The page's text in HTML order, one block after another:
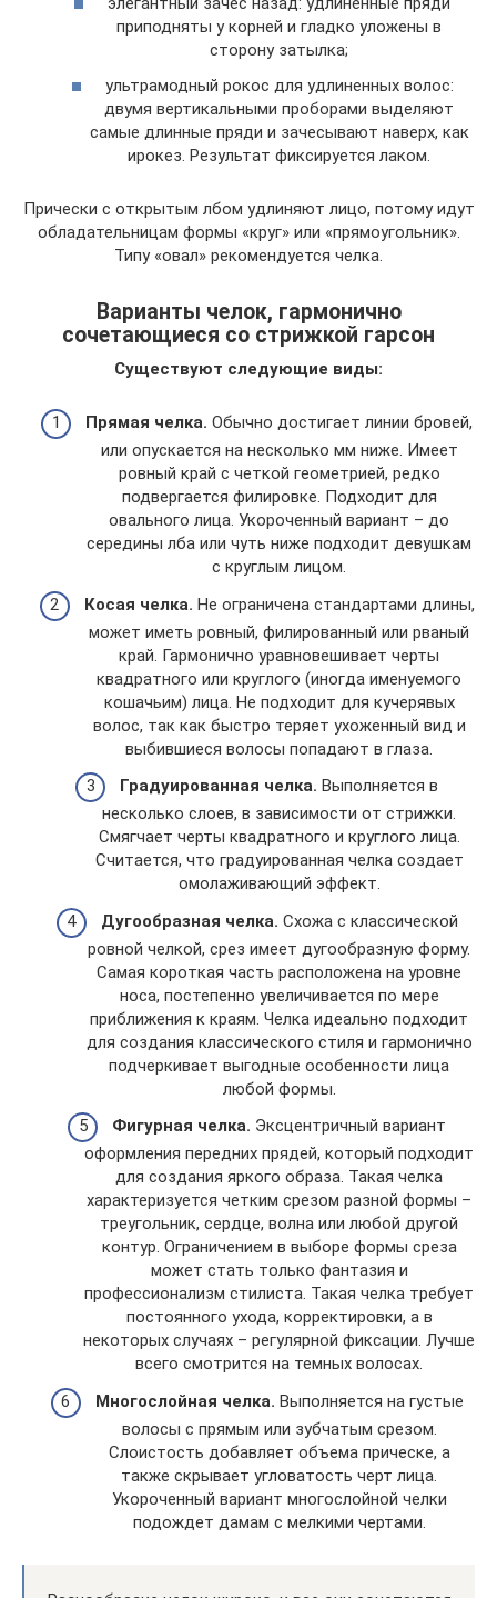
приподняты у корней и гладко уложены в
сторону затылка;
ультрамодный рокос для удлиненных волос:
двумя вертикальными проборами выделяют
самые длинные пряди и зачесывают наверх, как
ирокез. Результат фиксируется лаком.
Прически с открытым лбом удлиняют лицо, потому идут
обладательницам формы «круг» или «прямоугольник».
Типу «овал» рекомендуется челка.
Варианты челок, гармонично
сочетающиеся со стрижкой гарсон
Существуют следующие виды:
Прямая челка. Обычно достигает линии бровей,
или опускается на несколько мм ниже. Имеет
ровный край с четкой геометрией, редко
подвергается филировке. Подходит для
овального лица. Укороченный вариант – до
середины лба или чуть ниже подходит девушкам
с круглым лицом.
Косая челка. Не ограничена стандартами длины,
может иметь ровный, филированный или рваный
край. Гармонично уравновешивает черты
квадратного или круглого (иногда именуемого
кошачьим) лица. Не подходит для кучерявых
волос, так как быстро теряет ухоженный вид и
выбившиеся волосы попадают в глаза.
Градуированная челка. Выполняется в
несколько слоев, в зависимости от стрижки.
Смягчает черты квадратного и круглого лица.
Считается, что градуированная челка создает
омолаживающий эффект.
Дугообразная челка. Схожа с классической
ровной челкой, срез имеет дугообразную форму.
Самая короткая часть расположена на уровне
носа, постепенно увеличивается по мере
приближения к краям. Челка идеально подходит
для создания классического стиля и гармонично
подчеркивает выгодные особенности лица
любой формы.
Фигурная челка. Эксцентричный вариант
оформления передних прядей, который подходит
для создания яркого образа. Такая челка
характеризуется четким срезом разной формы –
треугольник, сердце, волна или любой другой
контур. Ограничением в выборе формы среза
может стать только фантазия и
профессионализм стилиста. Такая челка требует
постоянного ухода, корректировки, а в
некоторых случаях – регулярной фиксации. Лучше
всего смотрится на темных волосах.
Многослойная челка. Выполняется на густые
волосы с прямым или зубчатым срезом.
Слоистость добавляет объема прическе, а
также скрывает угловатость черт лица.
Укороченный вариант многослойной челки
подождет дамам с мелкими чертами.